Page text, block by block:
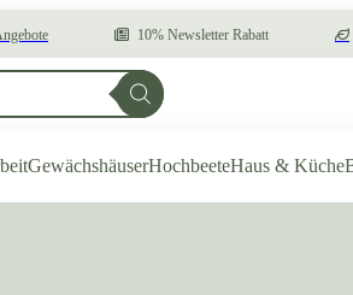
10% Newsletter Rabatt
GewächshäuserHochbeeteHaus & Küche